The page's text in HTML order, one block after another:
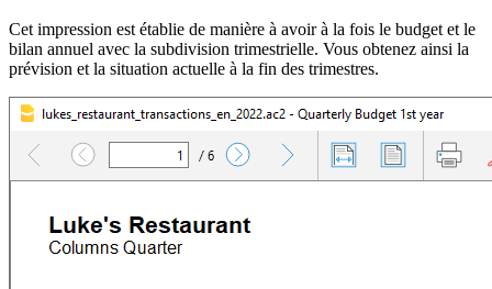
Cet impression est établie de manière à avoir à la fois le budget et le
bilan annuel avec la subdivision trimestrielle. Vous obtenez ainsi la
prévision et la situation actuelle à la fin des trimestres.